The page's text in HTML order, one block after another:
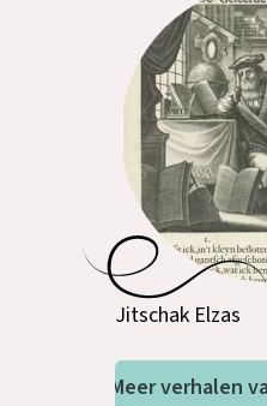
Jitschak Elzas
Meer verhalen